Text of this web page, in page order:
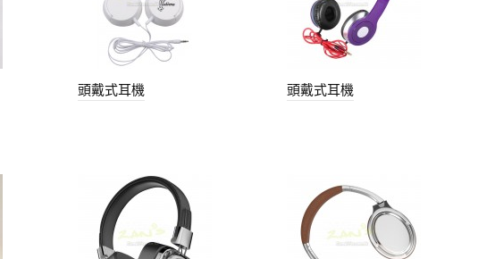
頭戴式耳機 頭戴式耳機